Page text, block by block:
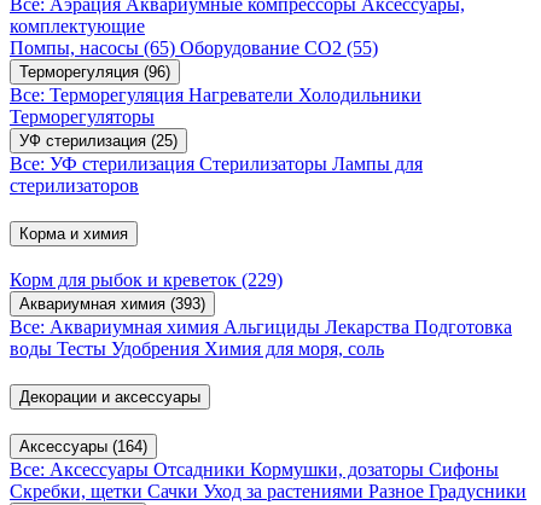
комплектующие
Помпы, насосы (65) Оборудование CO2 (55)
Терморегуляция (96)
Все: Терморегуляция Нагреватели Холодильники
Терморегуляторы
УФ стерилизация (25)
Все: УФ стерилизация Стерилизаторы Лампы для
стерилизаторов
Корма и химия
Корм для рыбок и креветок (229)
Аквариумная химия (393)
Все: Аквариумная химия Альгициды Лекарства Подготовка
воды Тесты Удобрения Химия для моря, соль
Декорации и аксессуары
Аксессуары (164)
Все: Аксессуары Отсадники Кормушки, дозаторы Сифоны
Скребки, щетки Сачки Уход за растениями Разное Градусники